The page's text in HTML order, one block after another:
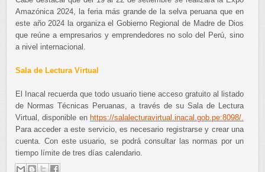
Amazónica 2024, la feria más grande de la selva peruana que en
este año 2024 la organiza el Gobierno Regional de Madre de Dios
que reúne a empresarios y emprendedores no solo del Perú, sino
a nivel internacional.
Sala de Lectura Virtual
El Inacal recuerda que todo usuario tiene acceso gratuito al listado
de Normas Técnicas Peruanas, a través de su Sala de Lectura
Virtual, disponible en https://salalecturavirtual.inacal.gob.pe:8098/.
Para acceder a este servicio, es necesario registrarse y crear una
cuenta. Con este usuario, se podrá consultar las normas por un
tiempo límite de tres días calendario.